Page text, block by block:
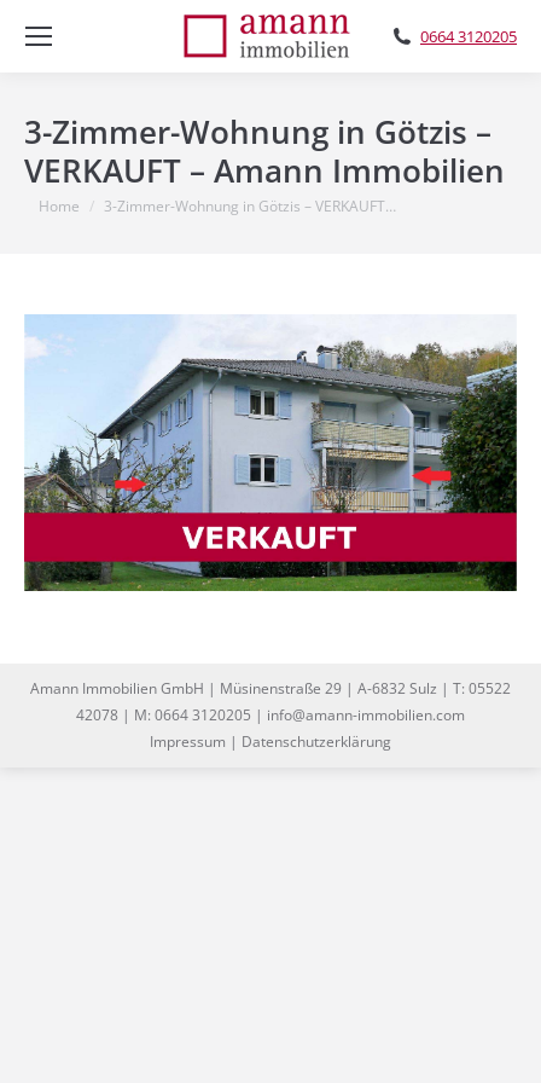
0664 3120205
3-Zimmer-Wohnung in Götzis –
VERKAUFT – Amann Immobilien
You are here:
Home 3-Zimmer-Wohnung in Götzis – VERKAUFT…
Amann Immobilien GmbH | Müsinenstraße 29 | A-6832 Sulz | T: 05522
42078 | M: 0664 3120205 | info@amann-immobilien.com
Impressum | Datenschutzerklärung